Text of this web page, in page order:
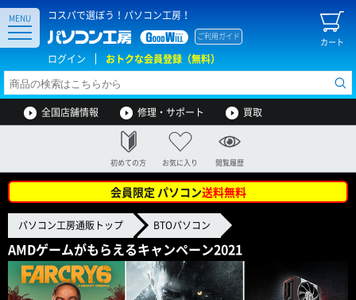
コスパで選ぼう！パソコン工房！
カート
ご利用ガイド
ログイン おトクな会員登録（無料）
MENU
全国店舗情報 修理・サポート 買取
初めての方 お気に入り 閲覧履歴
会員限定 パソコン送料無料
パソコン工房通販トップ BTOパソコン
AMDゲームがもらえるキャンペーン2021